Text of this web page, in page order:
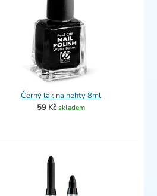
Černý lak na nehty 8ml
59 Kč skladem